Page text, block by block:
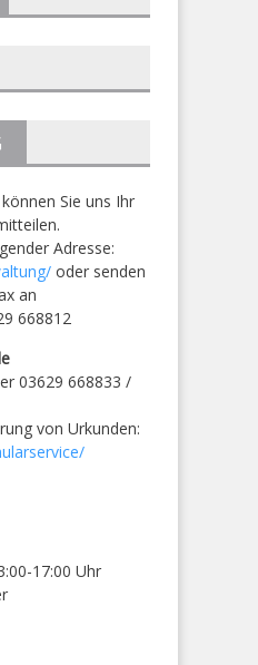
Sie uns Ihr
Adresse:
oder senden
an
668812
03629 668833 /
von Urkunden:
17:00 Uhr